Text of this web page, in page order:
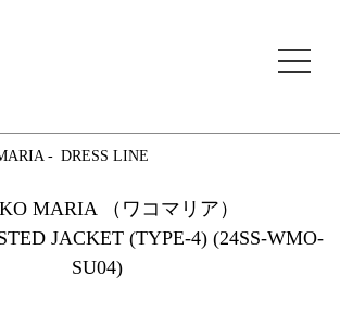
kaddish development store
DRESS LINE
MARIA （ワコマリア）
JACKET (TYPE-4) (24SS-WMO-
SU04)